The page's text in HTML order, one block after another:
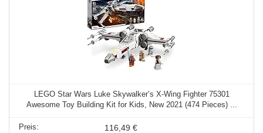
LEGO Star Wars Luke Skywalker’s X-Wing Fighter 75301
Awesome Toy Building Kit for Kids, New 2021 (474 Pieces) ...
116,49 €